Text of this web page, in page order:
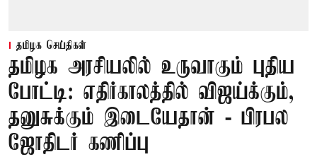
தமிழக செய்திகள்
தமிழக அரசியலில் உருவாகும் புதிய
போட்டி: எதிர்காலத்தில் விஜய்க்கும்,
தனுசுக்கும் இடையேதான் - பிரபல
ஜோதிடர் கணிப்பு